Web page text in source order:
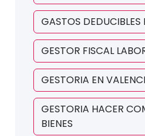
GASTOS DEDUCIBLES
GESTOR FISCAL
GESTORIA EN
GESTORIA HACER
BIENES